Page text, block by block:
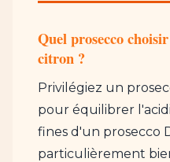
Quel prosecco
citron ?
Privilégiez un
pour équilibrer
fines d'un prosecco
particulièrement